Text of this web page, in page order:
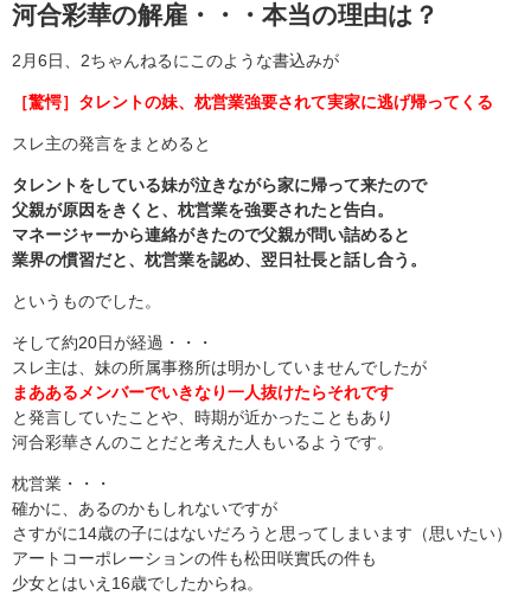
河合彩華の解雇・・・本当の理由は？
2月6日、2ちゃんねるにこのような書込みが
［驚愕］タレントの妹、枕営業強要されて実家に逃げ帰ってくる
スレ主の発言をまとめると
タレントをしている妹が泣きながら家に帰って来たので
父親が原因をきくと、枕営業を強要されたと告白。
マネージャーから連絡がきたので父親が問い詰めると
業界の慣習だと、枕営業を認め、翌日社長と話し合う。
というものでした。
そして約20日が経過・・・
スレ主は、妹の所属事務所は明かしていませんでしたが
まああるメンバーでいきなり一人抜けたらそれです
と発言していたことや、時期が近かったこともあり
河合彩華さんのことだと考えた人もいるようです。
枕営業・・・
確かに、あるのかもしれないですが
さすがに14歳の子にはないだろうと思ってしまいます（思いたい）
アートコーポレーションの件も松田咲實氏の件も
少女とはいえ16歳でしたからね。